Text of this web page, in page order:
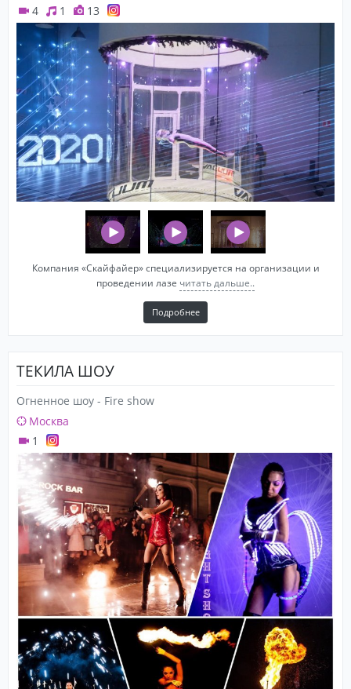
4
1 13
Компания «Скайфайер» специализируется на организации и
проведении лазе читать дальше..
Подробнее
ТЕКИЛА ШОУ
Огненное шоу - Fire show
Москва
1